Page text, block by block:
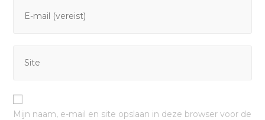
Mijn naam, e-mail en site opslaan in deze browser voor de